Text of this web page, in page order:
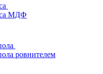
МДФ
ровнителем